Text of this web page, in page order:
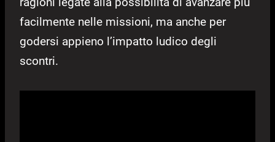
facilmente nelle missioni, ma anche per
godersi appieno l’impatto ludico degli
scontri.